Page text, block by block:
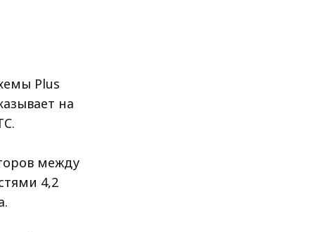
Plus
на
между
4,2